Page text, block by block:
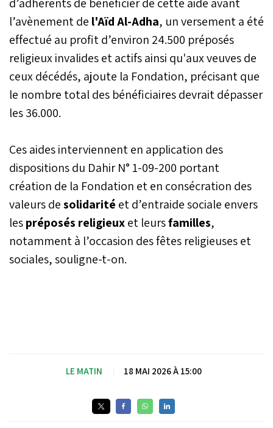
l’avènement de l'Aïd Al-Adha, un versement a été
effectué au profit d’environ 24.500 préposés
religieux invalides et actifs ainsi qu'aux veuves de
ceux décédés, ajoute la Fondation, précisant que
le nombre total des bénéficiaires devrait dépasser
les 36.000.
Ces aides interviennent en application des
dispositions du Dahir N° 1-09-200 portant
création de la Fondation et en consécration des
valeurs desolidarité et d’entraide sociale envers
lespréposés religieuxet leursfamilles,
notamment à l’occasion des fêtes religieuses et
sociales, souligne-t-on.
LE MATIN 18 MAI 2026 À 15:00